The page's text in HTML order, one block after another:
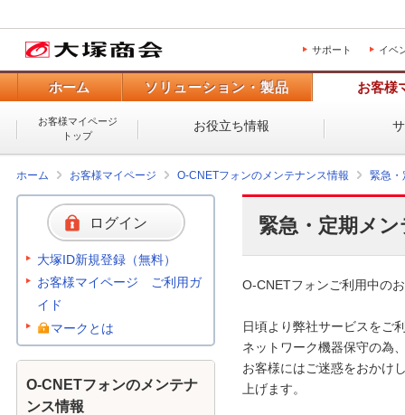
サポート イベ
ホーム ソリューション・製品 お客様
お客様マイページ
トップ
お役立ち情報
ホーム お客様マイページ O-CNETフォンのメンテナンス情報 緊急・
緊急・定期メ
O-CNETフォンご利用中の
日頃より弊社サービスをご
ネットワーク機器保守の為
お客様にはご迷惑をおかけ
上げます。
ログイン
大塚ID新規登録（無料）
お客様マイページ ご利用ガ
イド
マークとは
O-CNETフォンのメンテナ
ンス情報